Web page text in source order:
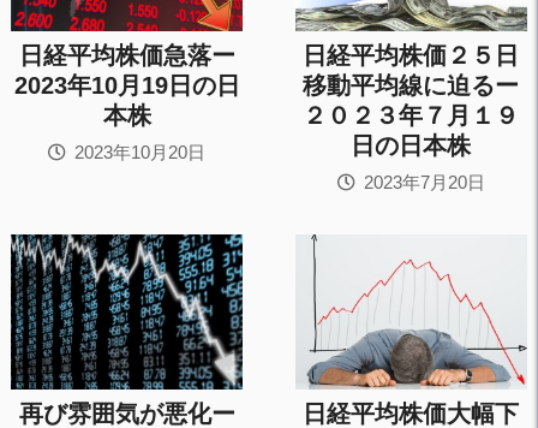
日経平均株価急落ー
2023年10月19日の日
本株
2023年10月20日
日経平均株価２５日
移動平均線に迫るー
２０２３年７月１９
日の日本株
2023年7月20日
再び雰囲気が悪化ー
日経平均株価大幅下